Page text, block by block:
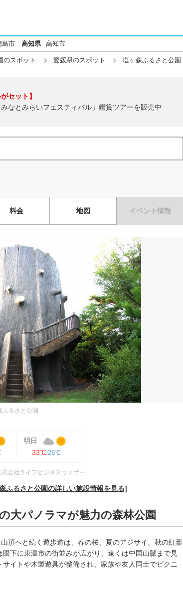
島市 高知県 高知市
のスポット 愛媛県のスポット 塩ヶ森ふるさと公園
セット】
なとみらいフェスティバル」鑑賞ツアーを販売中
料金 地図 イベント情報
ふるさと公園
明日
33℃ 26℃
会社ライフビジネスウェザー
ふるさと公園の詳しい施設情報を見る]
大パノラマが魅力の森林公園
頂へと続く遊歩道は、春の桜、夏のアジサイ、秋の紅葉
下に東温市の街並みが広がり、遠くは中国山脈まで見
イトや木製遊具が整備され、家族や友人同士でピクニ